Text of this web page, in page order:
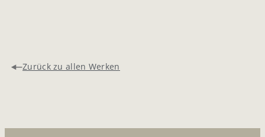
Zurück zu allen Werken